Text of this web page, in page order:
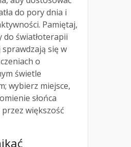
do pory dnia i
Pamiętaj,
do światłoterapii
się w
o
świetle
wybierz miejsce,
słońca
większość